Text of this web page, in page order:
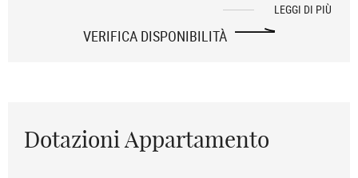
LEGGI DI PIÙ
VERIFICA DISPONIBILITÀ
Dotazioni Appartamento